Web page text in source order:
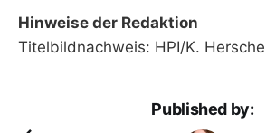
Hinweise der Redaktion
Titelbildnachweis: HPI/K.
Published by: